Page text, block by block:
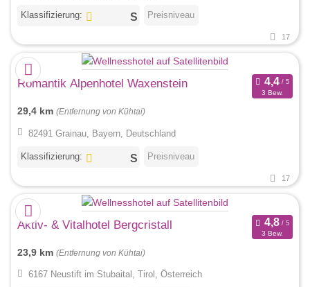
Klassifizierung: Preisniveau
17
Romantik Alpenhotel Waxenstein
3 Bew.
29,4 km (Entfernung von Kühtai)
82491 Grainau, Bayern, Deutschland
Klassifizierung: Preisniveau
17
Aktiv- & Vitalhotel Bergcristall
3 Bew.
23,9 km (Entfernung von Kühtai)
6167 Neustift im Stubaital, Tirol, Österreich